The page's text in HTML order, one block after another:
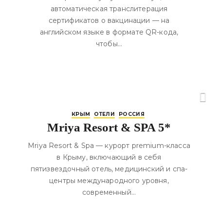
автоматическая транслитерация
сертификатов о вакцинации — на
английском языке в формате QR-кода,
чтобы…
КРЫМ ОТЕЛИ РОССИЯ
Mriya Resort & SPA 5*
Mriya Resort & Spa — курорт premium-класса
в Крыму, включающий в себя
пятизвездочный отель, медицинский и спа-
центры международного уровня,
современный…